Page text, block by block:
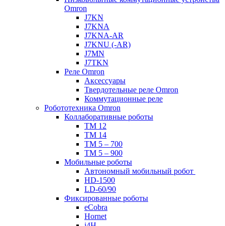
Omron
J7KN
J7KNA
J7KNA-AR
J7KNU (-AR)
J7MN
J7TKN
Реле Omron
Аксессуары
Твердотельные реле Omron
Коммутационные реле
Робототехника Omron
Коллаборативные роботы
TM 12
TM 14
TM 5 – 700
TM 5 – 900
Мобильные роботы
Автономный мобильный робот
HD-1500
LD-60/90
Фиксированные роботы
eCobra
Hornet